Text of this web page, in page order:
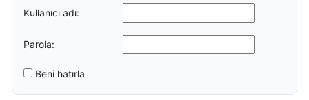
Kullanıcı adı:
Parola:
Beni hatırla